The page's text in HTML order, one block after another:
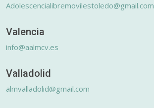
Adolescencialibremovilestoledo@gmail.com
Valencia
info@aalmcv.es
Valladolid
almvalladolid@gmail.com